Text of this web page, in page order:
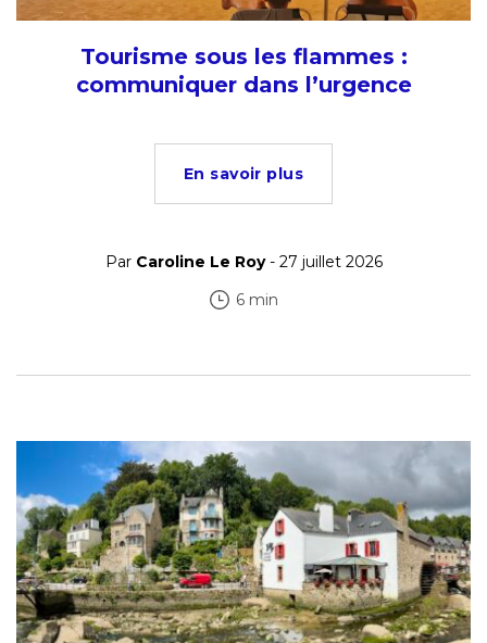
Tourisme sous les flammes :
communiquer dans l’urgence
En savoir plus
Par Caroline Le Roy- 27 juillet 2026
6 min